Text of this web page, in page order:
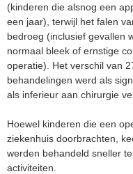
(kinderen die alsnog een
een jaar), terwijl het falen
bedroeg (inclusief gevallen
normaal bleek of ernstige
operatie). Het verschil van
behandelingen werd als
als inferieur aan chirurgie
Hoewel kinderen die een
ziekenhuis doorbrachten,
werden behandeld sneller
activiteiten.